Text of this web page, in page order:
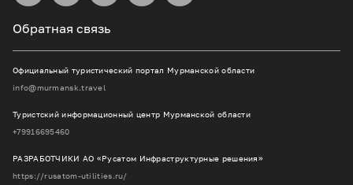
Обратная связь
Официальный туристический портал Мурманской области
info@murmansk.travel
Туристский информационный центр Мурманской области
+79916695460
РАЗРАБОТЧИКИ АО «Русатом Инфраструктурные решения»
https://rusatom-utilities.ru/